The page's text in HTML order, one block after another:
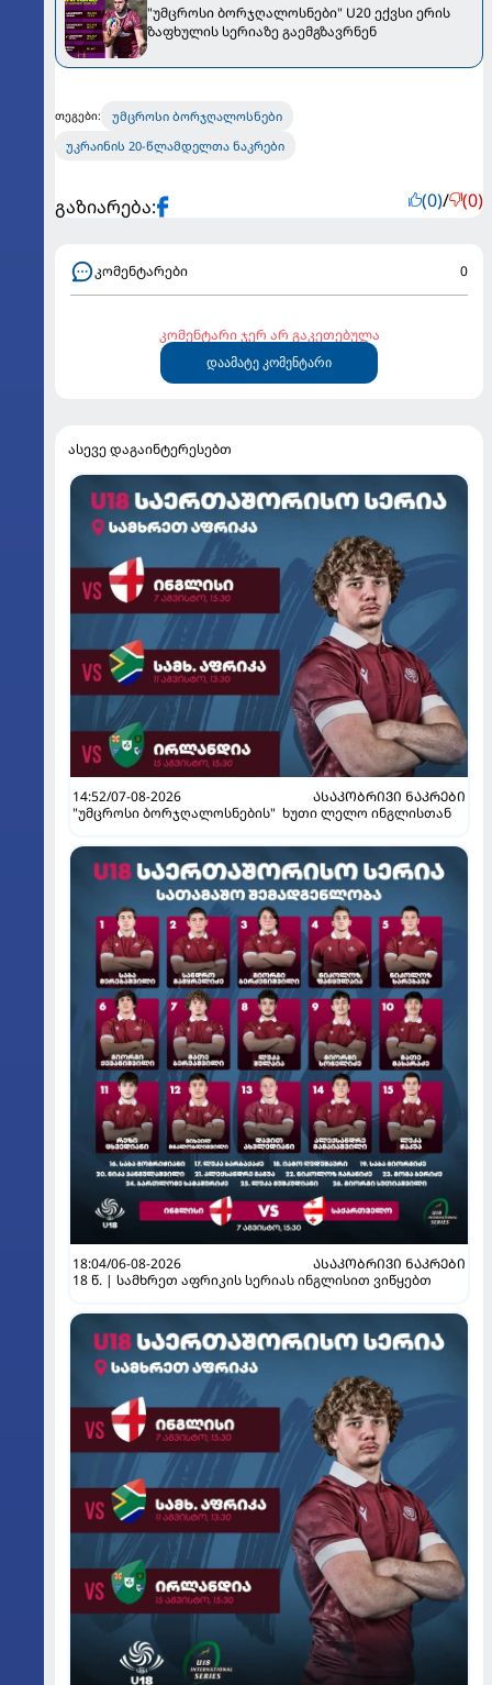
"უმცროსი ბორჯღალოსნები" U20 ექვსი ერის
ზაფხულის სერიაზე გაემგზავრნენ
თეგები:
უმცროსი ბორჯღალოსნები
უკრაინის 20-წლამდელთა ნაკრები
გაზიარება: (0)/ (0)
კომენტარები 0
კომენტარი ჯერ არ გაკეთებულა
დაამატე კომენტარი
ასევე დაგაინტერესებთ
14:52/07-08-2026
ᲐᲡᲐᲙᲝᲑᲠᲘᲕᲘ ᲜᲐᲙᲠᲔᲑᲘ
"უმცროსი ბორჯღალოსნების" ხუთი ლელო ინგლისთან
18:04/06-08-2026
ᲐᲡᲐᲙᲝᲑᲠᲘᲕᲘ ᲜᲐᲙᲠᲔᲑᲘ
18 წ. | სამხრეთ აფრიკის სერიას ინგლისით ვიწყებთ